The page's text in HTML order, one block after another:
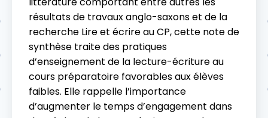
résultats de travaux anglo-saxons et de la
recherche Lire et écrire au CP, cette note de
synthèse traite des pratiques
d’enseignement de la lecture-écriture au
cours préparatoire favorables aux élèves
faibles. Elle rappelle l’importance
d’augmenter le temps d’engagement dans